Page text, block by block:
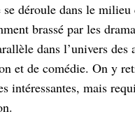
déroule dans le
brassé par les
dans l’univers
et de comédie. On y
intéressantes, mais